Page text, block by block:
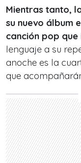
Mientras tanto,
su nuevo álbum
canción pop
lenguaje a su
anoche es la
que